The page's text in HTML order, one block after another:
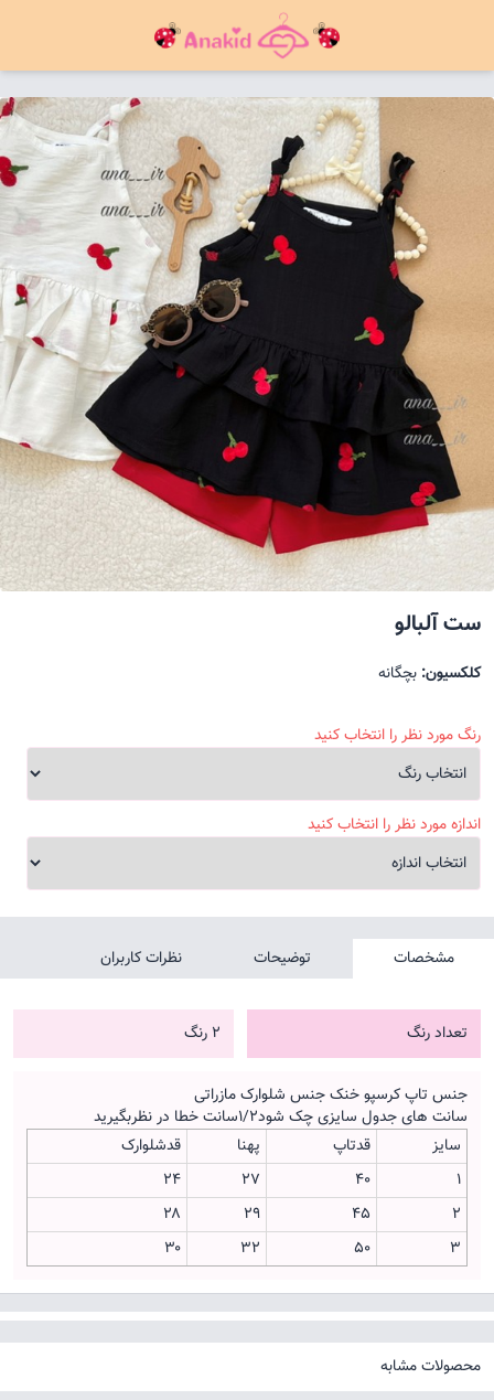
ست آلبالو
کلکسیون: بچگانه
رنگ مورد نظر را انتخاب کنید
اندازه مورد نظر را انتخاب کنید
مشخصات توضیحات نظرات کاربران
تعداد رنگ 2 رنگ
جنس تاپ کرسپو خنک جنس شلوارک مازراتی
سانت های جدول سایزی چک شود۱/۲سانت خطا در نظربگیرید
سایز
قدتاپ پهنا
قدشلوارک
۱
۴۰ ۲۷
۲۴
۲
۴۵ ۲۹
۲۸
۳
۵۰ ۳۲ ۳۰
محصولات مشابه